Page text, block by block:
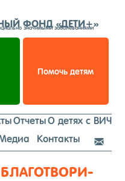
ФОНД «ДЕТИ+»
значимыми заболеваниями
Помочь детям
ОтчетыО детях с ВИЧ
Контакты 